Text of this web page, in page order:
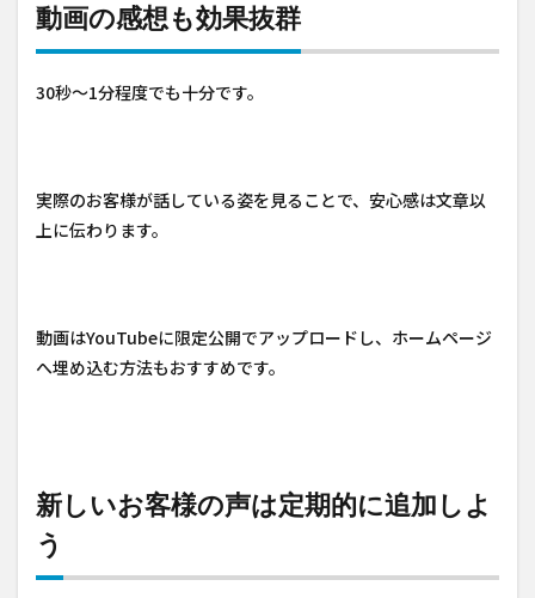
動画の感想も効果抜群
30秒〜1分程度でも十分です。
実際のお客様が話している姿を見ることで、安心感は文章以
上に伝わります。
動画はYouTubeに限定公開でアップロードし、ホームページ
へ埋め込む方法もおすすめです。
新しいお客様の声は定期的に追加しよ
う